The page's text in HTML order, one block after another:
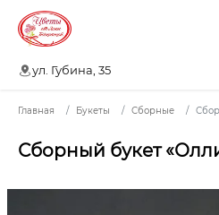
ул. Губина, 35
Главная Букеты Сборные
Сборный букет